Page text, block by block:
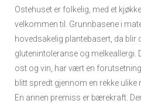
Ostehuset er folkelig, med et
velkommen til. Grunnbasene i
hovedsakelig plantebasert, da blir
glutenintoleranse og melkeallergi.
ost og vin, har vært en
blitt spredt gjennom en rekke ulike
En annen premiss er bærekraft.